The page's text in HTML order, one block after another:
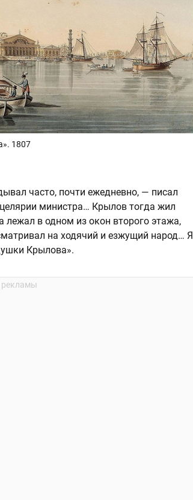
1807
часто, почти ежедневно, — писал
министра… Крылов тогда жил
лежал в одном из окон второго этажа,
на ходячий и езжущий народ… Я
Крылова».